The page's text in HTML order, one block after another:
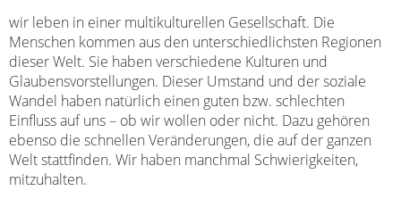
wir leben in einer multikulturellen Gesellschaft. Die
Menschen kommen aus den unterschiedlichsten Regionen
dieser Welt. Sie haben verschiedene Kulturen und
Glaubensvorstellungen. Dieser Umstand und der soziale
Wandel haben natürlich einen guten bzw. schlechten
Einfluss auf uns – ob wir wollen oder nicht. Dazu gehören
ebenso die schnellen Veränderungen, die auf der ganzen
Welt stattfinden. Wir haben manchmal Schwierigkeiten,
mitzuhalten.